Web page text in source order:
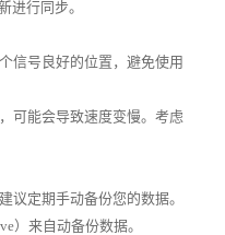
进行同步。
信号良好的位置，避免使用
可能会导致速度变慢。考虑
议定期手动备份您的数据。
）来自动备份数据。